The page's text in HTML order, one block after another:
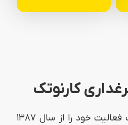
کارنوتک
شرکت تولیدی کارنوتک فعالیت خود را از سال ۱۳۸۷